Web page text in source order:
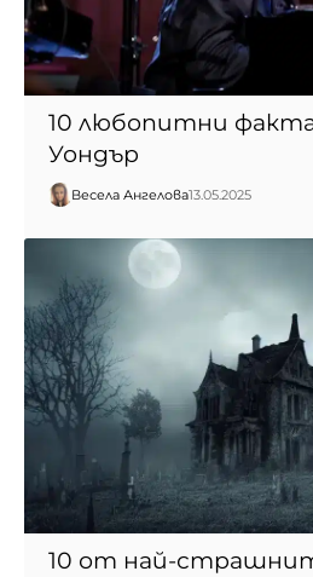
10 любопитни
Уондър
Весела Ангелова13.05.2025
10 от най-